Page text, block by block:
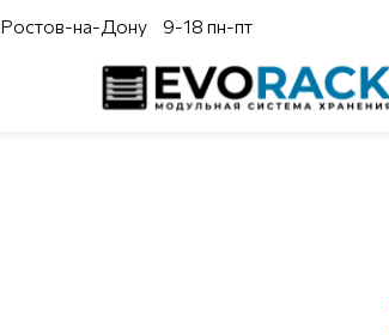
Ростов-на-Дону 9-18 пн-пт